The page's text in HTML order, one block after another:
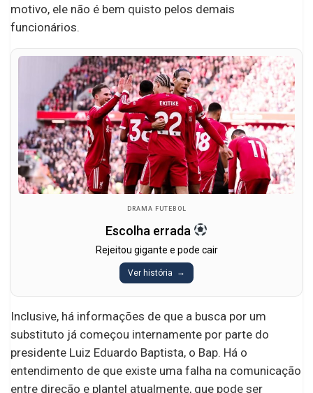
motivo, ele não é bem quisto pelos demais
funcionários.
DRAMA FUTEBOL
Escolha errada
Rejeitou gigante e pode cair
Ver história
Inclusive, há informações de que a busca por um
substituto já começou internamente por parte do
presidente Luiz Eduardo Baptista, o Bap. Há o
entendimento de que existe uma falha na comunicação
entre direção e plantel atualmente, que pode ser